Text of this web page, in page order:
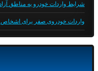
شرایط واردات خودرو به مناطق
واردات خودروی صفر برای